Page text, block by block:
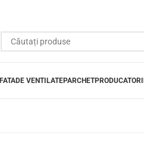
FATADE VENTILATEPARCHETPRODUCATORI